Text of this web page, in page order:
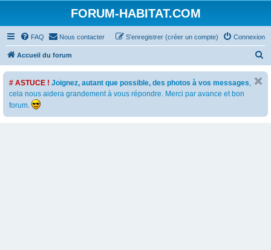
FORUM-HABITAT.COM
FAQ Nous contacter Connexion
S’enregistrer (créer un compte)
Accueil du forum
e
# ASTUCE ! Joignez, autant que possible, des photos à vos messages,
cela nous aidera grandement à vous répondre. Merci par avance et bon
forum.